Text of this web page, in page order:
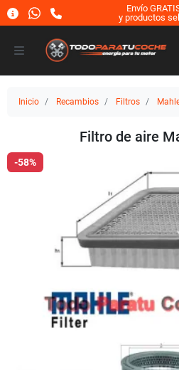
Envío
y productos
Inicio Recambios Filtros
Filtro de aire
-58%